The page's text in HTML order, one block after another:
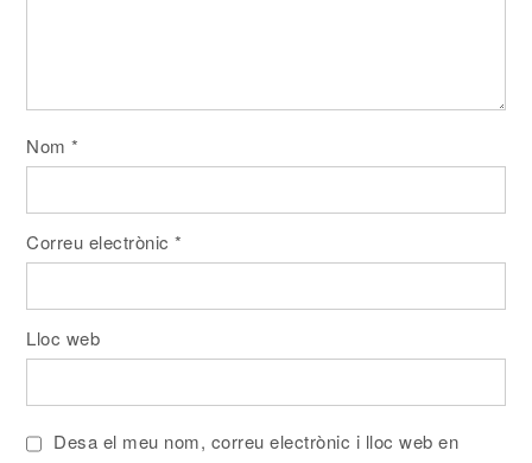
Nom*
Correu electrònic*
Lloc web
Desa el meu nom, correu electrònic i lloc web en